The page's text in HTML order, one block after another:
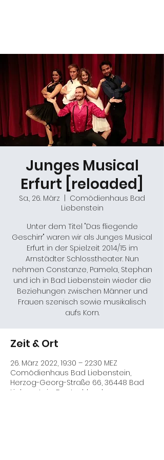
Junges Musical
Erfurt [reloaded]
Sa., 26. März
Comödienhaus Bad
Liebenstein
Unter dem Titel "Das fliegende
Geschirr" waren wir als Junges Musical
Erfurt in der Spielzeit 2014/15 im
Arnstädter Schlosstheater. Nun
nehmen Constanze, Pamela, Stephan
und ich in Bad Liebenstein wieder die
Beziehungen zwischen Männer und
Frauen szenisch sowie musikalisch
aufs Korn.
Zeit & Ort
26. März 2022, 19:30 – 22:30 MEZ
Comödienhaus Bad Liebenstein,
Herzog-Georg-Straße 66, 36448 Bad
Liebenstein, Deutschland